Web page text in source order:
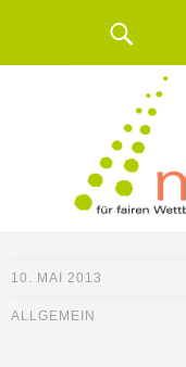
10. MAI 2013
ALLGEMEIN